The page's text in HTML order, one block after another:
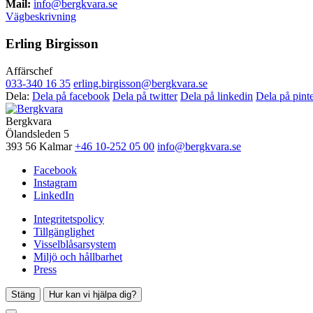
Mail: info@bergkvara.se
Vägbeskrivning
Erling Birgisson
Affärschef
033-340 16 35 erling.birgisson@bergkvara.se
Dela: Dela på facebook Dela på twitter Dela på linkedin Dela på
Bergkvara
Ölandsleden 5
393 56 Kalmar+46 10-252 05 00 info@bergkvara.se
Facebook
Instagram
LinkedIn
Integritetspolicy
Tillgänglighet
Visselblåsarsystem
Miljö och hållbarhet
Press
Stäng Hur kan vi hjälpa dig?